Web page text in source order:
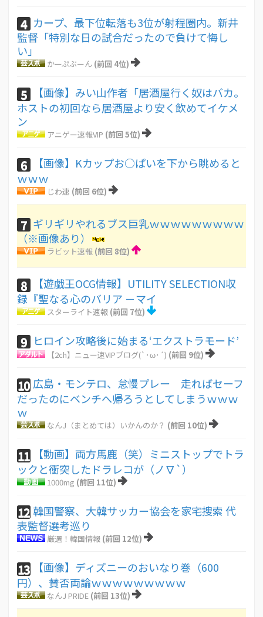
4 カープ、最下位転落も3位が射程圏内。新井
監督「特別な日の試合だったので負けて悔し
い」
かーぷぶーん (前回 4位)
5
【画像】みい山作者「居酒屋行く奴はバカ。
ホストの初回なら居酒屋より安く飲めてイケメ
ン
アニゲー速報VIP (前回 5位)
6
【画像】Kカップお○ぱいを下から眺めると
ｗｗｗ
じわ速 (前回 6位)
7 ギリギリやれるブス巨乳ｗｗｗｗｗｗｗｗｗ
（※画像あり）
ラビット速報 (前回 8位)
8
【遊戯王OCG情報】UTILITY SELECTION収
録『聖なる心のバリア －マイ
スターライト速報 (前回 7位)
9 ヒロイン攻略後に始まる‘エクストラモード’
【2ch】ニュー速VIPブログ(`･ω･´) (前回 9位)
10 広島・モンテロ、怠慢プレー 走ればセーフ
だったのにベンチへ帰ろうとしてしまうｗｗｗ
ｗ
なんJ（まとめては）いかんのか？ (前回 10位)
11
【動画】両方馬鹿（笑）ミニストップでトラ
ックと衝突したドラレコが（ノ∇`）
1000mg (前回 11位)
12韓国警察、大韓サッカー協会を家宅捜索 代
表監督選考巡り
厳選！韓国情報 (前回 12位)
13
【画像】ディズニーのおいなり巻（600
円）、賛否両論ｗｗｗｗｗｗｗｗｗ
なんJ PRIDE (前回 13位)